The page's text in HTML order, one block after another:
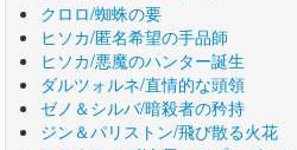
クロロ/蜘蛛の要
ヒソカ/匿名希望の手品師
ヒソカ/悪魔のハンター誕生
ダルツォルネ/直情的な頭領
ゼノ＆シルバ/暗殺者の矜持
ジン＆パリストン/飛び散る火花